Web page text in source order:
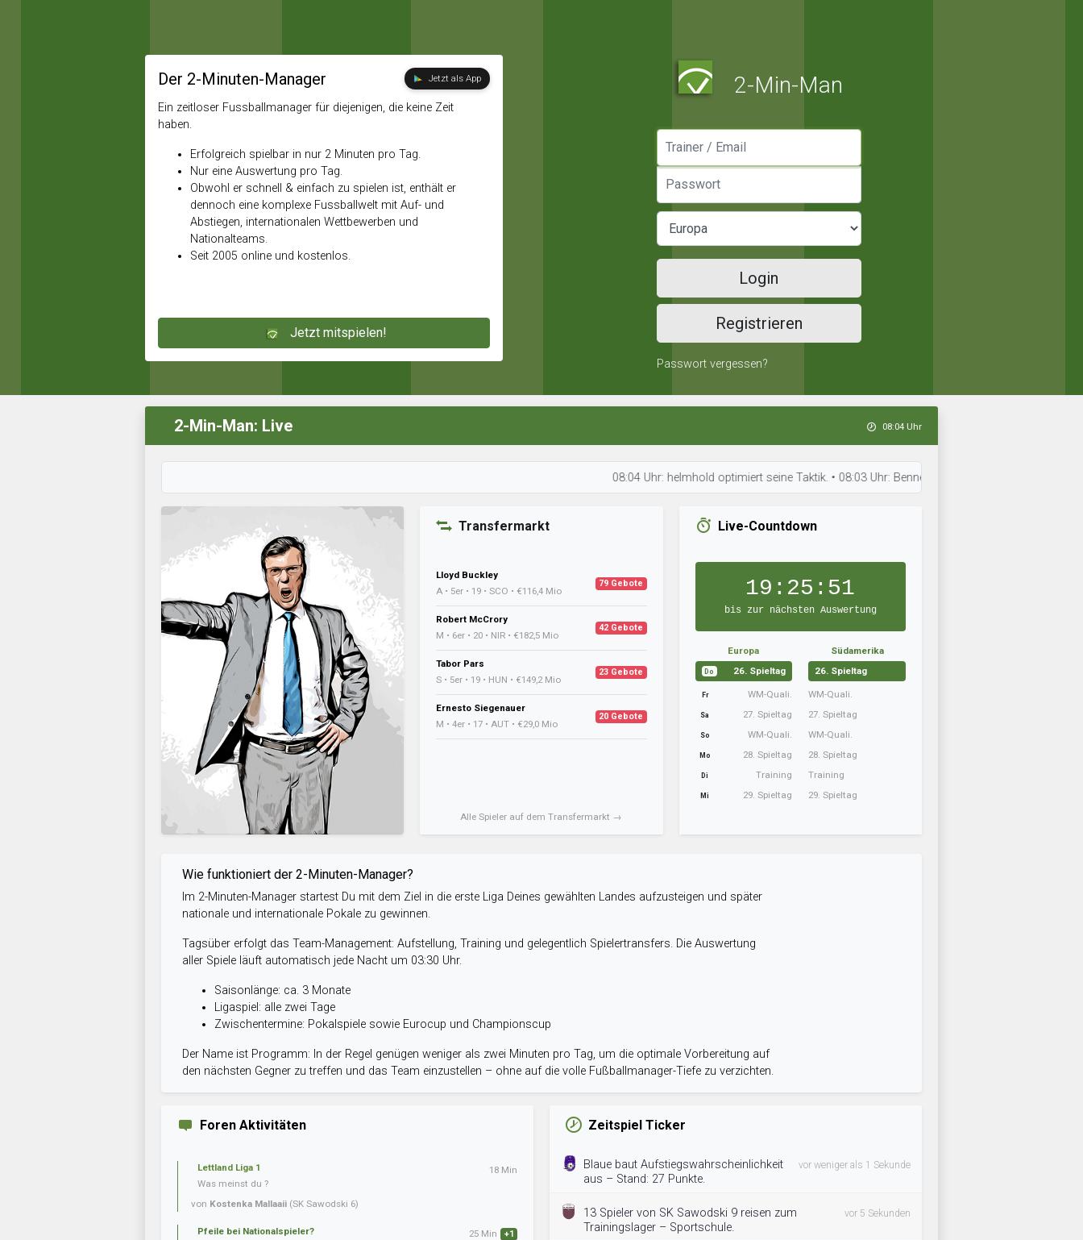
Der 2-Minuten-Manager Jetzt als App
Ein zeitloser Fussballmanager für diejenigen, die keine Zeit
haben.
Erfolgreich spielbar in nur 2 Minuten pro Tag.
Nur eine Auswertung pro Tag.
Obwohl er schnell & einfach zu spielen ist, enthält er
dennoch eine komplexe Fussballwelt mit Auf- und
Abstiegen, internationalen Wettbewerben und
Nationalteams.
Seit 2005 online und kostenlos.
Jetzt mitspielen!
2-Min-Man
Login
Registrieren
Passwort vergessen?
2-Min-Man: Live 08:04 Uhr
08:04 Uhr: helmhold optimiert seine Taktik. • 08:03 Uhr: Bennet Atletico hat die Aufstellung optimiert.
Transfermarkt
Lloyd Buckley
A • 5er • 19 • SCO • €116,4 Mio
79 Gebote
Robert McCrory
M • 6er • 20 • NIR • €182,5 Mio
42 Gebote
Tabor Pars
S • 5er • 19 • HUN • €149,2 Mio
23 Gebote
Ernesto Siegenauer
M • 4er • 17 • AUT • €29,0 Mio
20 Gebote
Alle Spieler auf dem Transfermarkt →
Live-Countdown
19:25:50
bis zur nächsten Auswertung
Europa
Do 26. Spieltag
Fr WM-Quali.
Sa 27. Spieltag
So WM-Quali.
Mo 28. Spieltag
Di Training
Mi 29. Spieltag
Südamerika
26. Spieltag
WM-Quali.
27. Spieltag
WM-Quali.
28. Spieltag
Training
29. Spieltag
Wie funktioniert der 2-Minuten-Manager?
Im 2-Minuten-Manager startest Du mit dem Ziel in die erste Liga Deines gewählten Landes aufzusteigen und später
nationale und internationale Pokale zu gewinnen.
Tagsüber erfolgt das Team-Management: Aufstellung, Training und gelegentlich Spielertransfers. Die Auswertung
aller Spiele läuft automatisch jede Nacht um 03:30 Uhr.
Saisonlänge: ca. 3 Monate
Ligaspiel: alle zwei Tage
Zwischentermine: Pokalspiele sowie Eurocup und Championscup
Der Name ist Programm: In der Regel genügen weniger als zwei Minuten pro Tag, um die optimale Vorbereitung auf
den nächsten Gegner zu treffen und das Team einzustellen – ohne auf die volle Fußballmanager-Tiefe zu verzichten.
Foren Aktivitäten
Lettland Liga 1
Was meinst du ?
von Kostenka Mallaaii (SK Sawodski 6)
18 Min
Pfeile bei Nationalspieler?
25 Min +1
Zeitspiel Ticker
Blaue baut Aufstiegswahrscheinlichkeit
aus – Stand: 27 Punkte.
vor weniger als 1 Sekunde
13 Spieler von SK Sawodski 9 reisen zum
Trainingslager – Sportschule.
vor 5 Sekunden